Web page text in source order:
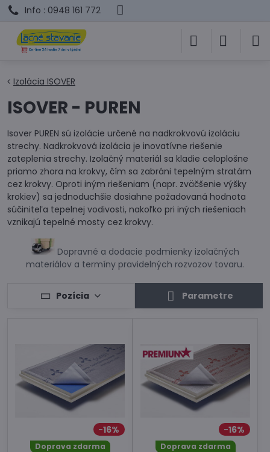
Info : 0948 161 772
Izolácia ISOVER
ISOVER - PUREN
Isover PUREN sú izolácie určené na nadkrokvovú izoláciu
strechy. Nadkrokvová izolácia je inovatívne riešenie
zateplenia strechy. Izolačný materiál sa kladie celoplošne
priamo zhora na krokvy, čím sa zabráni tepelným stratám
cez krokvy. Oproti iným riešeniam (napr. zväčšenie výšky
krokiev) sa jednoduchšie dosiahne požadovaná hodnota
súčiniteľa tepelnej vodivosti, nakoľko pri iných riešeniach
vznikajú tepelné mosty cez krokvy.
Dopravné a dodacie podmienky izolačných
materiálov a termíny pravidelných rozvozov tovaru.
Pozícia Parametre
16%
Doprava zdarma
16%
Doprava zdarma